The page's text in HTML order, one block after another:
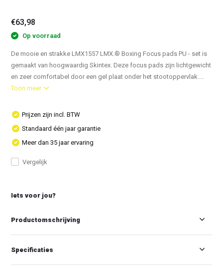
€63,98
Op voorraad
De mooie en strakke LMX1557 LMX.® Boxing Focus pads PU - set is
gemaakt van hoogwaardig Skintex. Deze focus pads zijn lichtgewicht
en zeer comfortabel door een gel plaat onder het stootoppervlak....
Toon meer
Prijzen zijn incl. BTW
Standaard één jaar garantie
Meer dan 35 jaar ervaring
Vergelijk
Productomschrijving
Iets voor jou?
Specificaties